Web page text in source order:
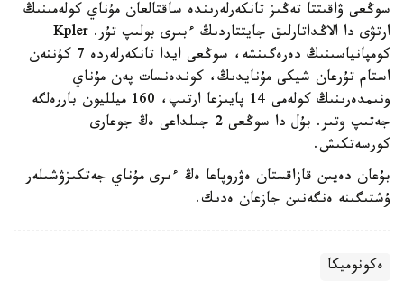
سوڭعى ۋاقىتتا تەڭىز تانكەرلەرىندە ساقتالعان مۇناي كولەمىنىڭ
ارتۋى دا الاڭداتارلىق جايتتاردىڭ ءبىرى بولىپ تۇر. Kpler
كومپانياسىنىڭ دەرەگىنشە، سوڭعى ايدا تانكەرلەردە 7 كۇننەن
استام تۇرعان شيكى مۇنايدىڭ، كوندەنسات پەن مۇناي
ونىمدەرىنىڭ كولەمى 14 پايىزعا ارتىپ، 160 ميلليون باررەلگە
جەتىپ وتىر. بۇل دا سوڭعى 2 جىلداعى ەڭ جوعارى
كورسەتكىش.
بۇعان دەيىن قازاقستان ەۋروپاعا ەڭ ءىرى مۇناي جەتكىزۋشىلەر
ۇشتىگىنە ەنگەنىن جازعان ەدىك.
ەكونوميكا